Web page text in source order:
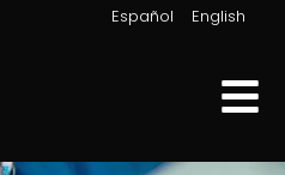
Español English